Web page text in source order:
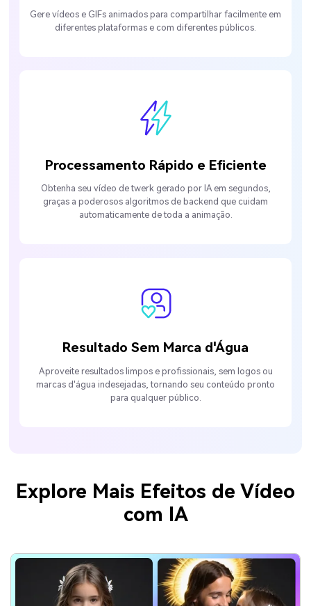
Gere vídeos e GIFs animados para compartilhar facilmente em
diferentes plataformas e com diferentes públicos.
Processamento Rápido e Eficiente
Obtenha seu vídeo de twerk gerado por IA em segundos,
graças a poderosos algoritmos de backend que cuidam
automaticamente de toda a animação.
Resultado Sem Marca d'Água
Aproveite resultados limpos e profissionais, sem logos ou
marcas d'água indesejadas, tornando seu conteúdo pronto
para qualquer público.
Explore Mais Efeitos de Vídeo
com IA